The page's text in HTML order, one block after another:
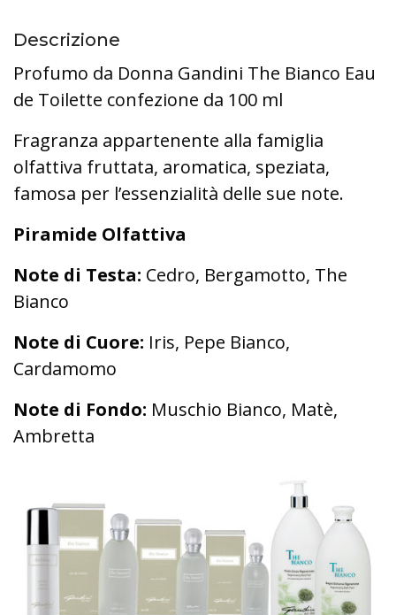
Descrizione
Profumo da Donna Gandini The Bianco Eau
de Toilette confezione da 100 ml
Fragranza appartenente alla famiglia
olfattiva fruttata, aromatica, speziata,
famosa per l’essenzialità delle sue note.
Piramide Olfattiva
Note di Testa: Cedro, Bergamotto, The
Bianco
Note di Cuore: Iris, Pepe Bianco,
Cardamomo
Note di Fondo: Muschio Bianco, Matè,
Ambretta